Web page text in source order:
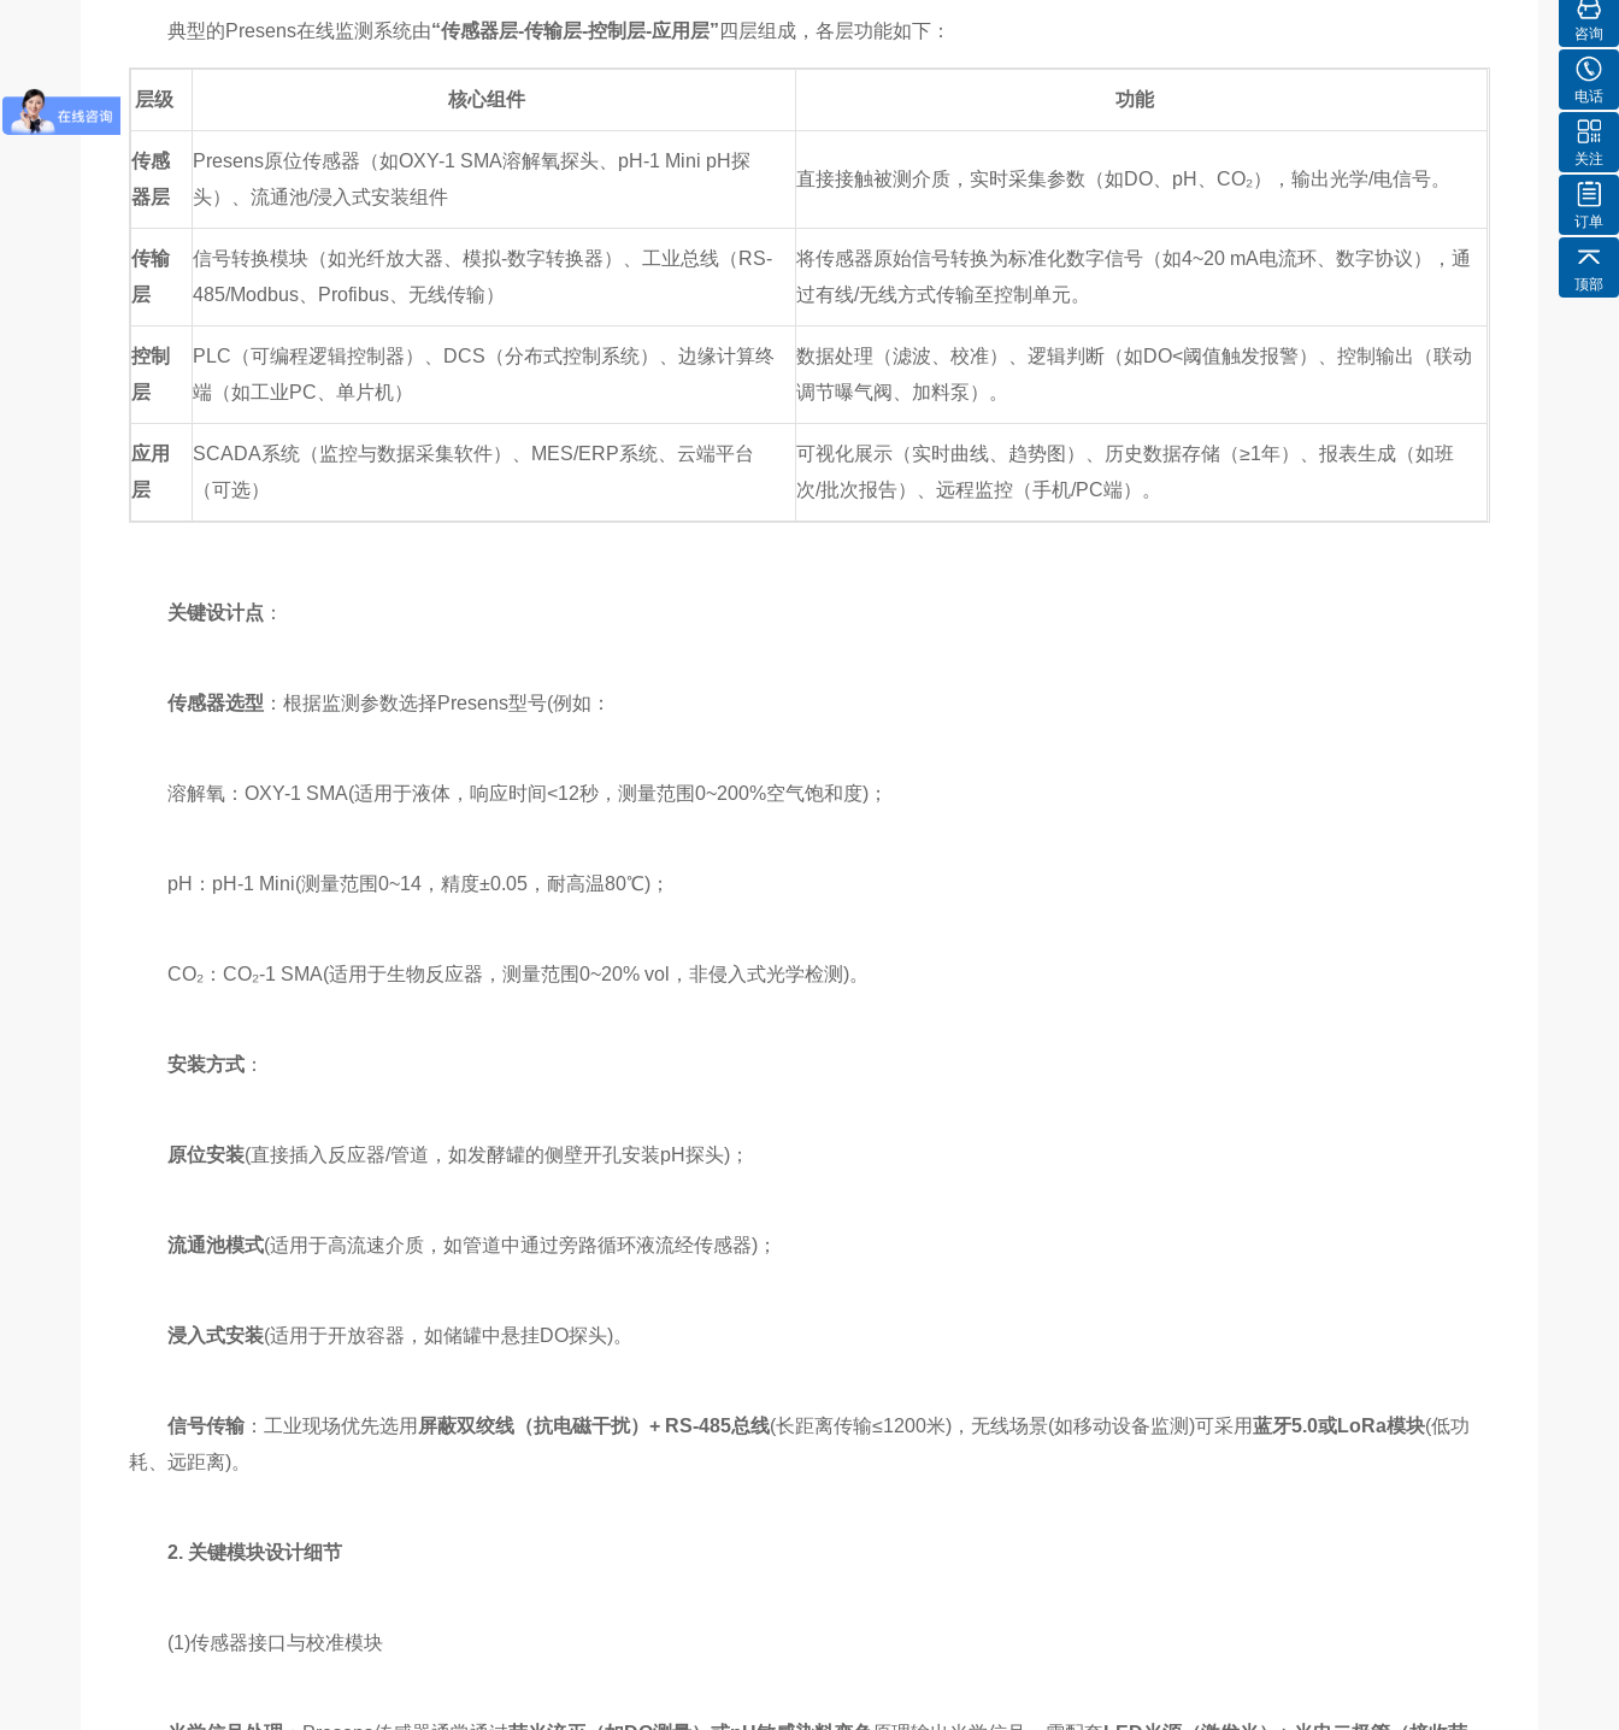
典型的Presens在线监测系统由“传感器层-传输层-控制层-应用层” 四层组成，各层功能如下：
层级 核心组件 功能
传感
器层
Presens原位传感器（如OXY-1 SMA溶解氧探头、pH-1 Mini pH探
头）、流通池/浸入式安装组件
直接接触被测介质，实时采集参数（如DO、pH、CO₂），输出光学/电信号。
传输
层
信号转换模块（如光纤放大器、模拟-数字转换器）、工业总线（RS-
485/Modbus、Profibus、无线传输）
将传感器原始信号转换为标准化数字信号（如4~20 mA电流环、数字协议），通
过有线/无线方式传输至控制单元。
控制
层
PLC（可编程逻辑控制器）、DCS（分布式控制系统）、边缘计算终
端（如工业PC、单片机）
数据处理（滤波、校准）、逻辑判断（如DO<阈值触发报警）、控制输出（联动
调节曝气阀、加料泵）。
应用
层
SCADA系统（监控与数据采集软件）、MES/ERP系统、云端平台
（可选）
可视化展示（实时曲线、趋势图）、历史数据存储（≥1年）、报表生成（如班
次/批次报告）、远程监控（手机/PC端）。
关键设计点 ：
传感器选型 ：根据监测参数选择Presens型号(例如：
溶解氧：OXY-1 SMA(适用于液体，响应时间<12秒，测量范围0~200%空气饱和度)；
pH：pH-1 Mini(测量范围0~14，精度±0.05，耐高温80℃)；
CO₂：CO₂-1 SMA(适用于生物反应器，测量范围0~20% vol，非侵入式光学检测)。
安装方式 ：
原位安装(直接插入反应器/管道，如发酵罐的侧壁开孔安装pH探头)；
流通池模式(适用于高流速介质，如管道中通过旁路循环液流经传感器)；
浸入式安装(适用于开放容器，如储罐中悬挂DO探头)。
信号传输 ：工业现场优先选用 屏蔽双绞线（抗电磁干扰）+ RS-485总线(长距离传输≤1200米)，无线场景(如移动设备监测)可采用蓝牙5.0或LoRa模块(低功
耗、远距离)。
2. 关键模块设计细节
(1)传感器接口与校准模块
咨询
电话
关注
订单
顶部